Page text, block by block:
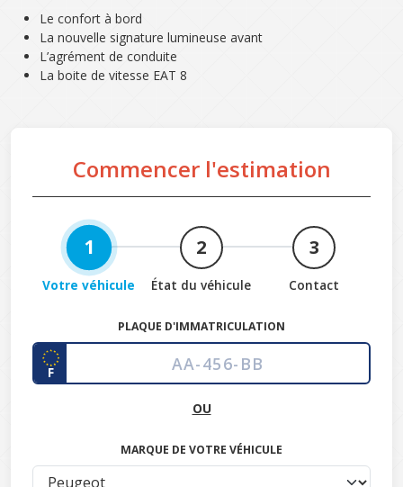
Le confort à bord
La nouvelle signature lumineuse avant
L’agrément de conduite
La boite de vitesse EAT 8
Commencer l'estimation
1
Votre véhicule
2
État du véhicule
3
Contact
PLAQUE D'IMMATRICULATION
F
OU
MARQUE DE VOTRE VÉHICULE